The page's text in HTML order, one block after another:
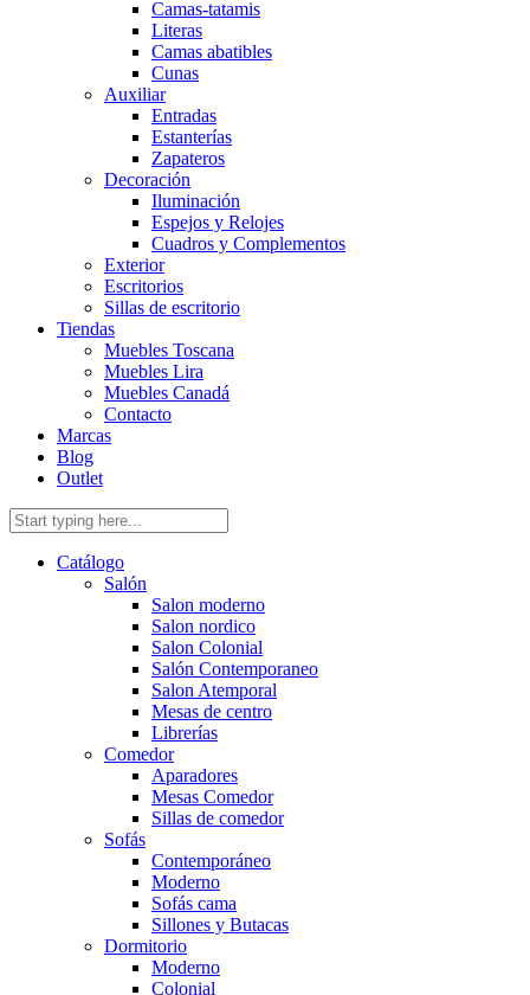
Camas-tatamis
Literas
Camas abatibles
Cunas
Auxiliar
Entradas
Estanterías
Zapateros
Decoración
Iluminación
Espejos y Relojes
Cuadros y Complementos
Exterior
Escritorios
Sillas de escritorio
Tiendas
Muebles Toscana
Muebles Lira
Muebles Canadá
Contacto
Marcas
Blog
Outlet
Catálogo
Salón
Salon moderno
Salon nordico
Salon Colonial
Salón Contemporaneo
Salon Atemporal
Mesas de centro
Librerías
Comedor
Aparadores
Mesas Comedor
Sillas de comedor
Sofás
Contemporáneo
Moderno
Sofás cama
Sillones y Butacas
Dormitorio
Moderno
Colonial